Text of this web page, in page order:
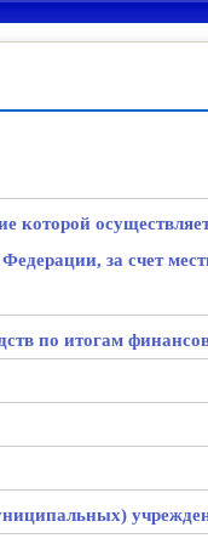
которой
за счет
по итогам